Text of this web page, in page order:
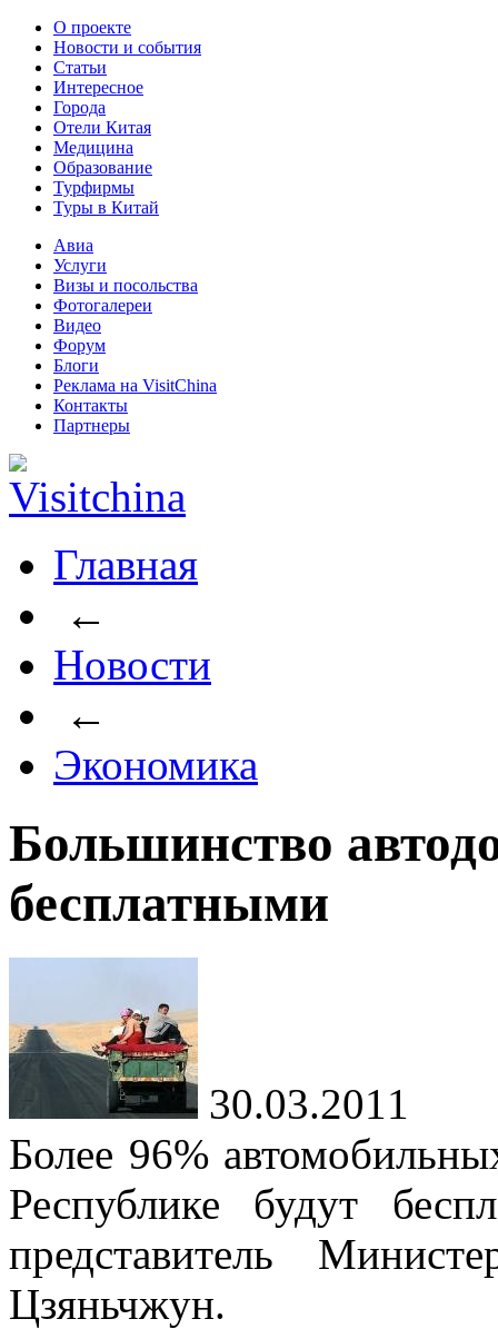
О проекте
Новости и события
Статьи
Интересное
Города
Отели Китая
Медицина
Образование
Турфирмы
Туры в Китай
Авиа
Услуги
Визы и посольства
Фотогалереи
Видео
Форум
Блоги
Реклама на VisitChina
Контакты
Партнеры
Главная
←
Новости
←
Экономика
Большинство
бесплатными
30.03.2011
Более 96%
Республике будут
представитель
Цзяньчжун.